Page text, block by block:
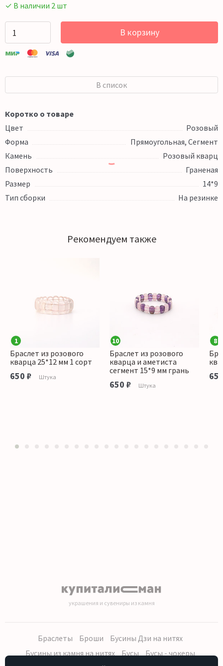
✓ В наличии 2 шт
В корзину
В список
Коротко о товаре
Цвет
Розовый
Форма
Прямоугольная, Сегмент
Камень
Розовый кварц
Поверхность
Граненая
Размер
14*9
Тип сборки
На резинке
Рекомендуем также
1
Браслет из розового
кварца 25*12 мм 1 сорт
650 ₽ Штука
10
Браслет из розового
кварца и аметиста
сегмент 15*9 мм грань
650 ₽ Штука
8
украшения и сувениры из камня
Браслеты Броши
Бусины Дзи на нитях
Бусины из камня на нитях
Бусы
Бусы - чокеры